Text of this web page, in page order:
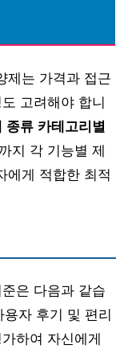
제는 가격과 접근
고려해야 합니
종류 카테고리별
지 각 기능별 제
에게 적합한 최적
은 다음과 같습
자 후기 및 편리
하여 자신에게